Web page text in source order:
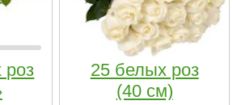
роз
25 белых роз
(40 см)